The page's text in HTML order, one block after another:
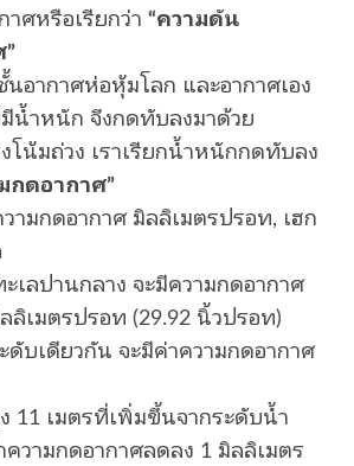
าศหรือเรียกว่า “ความดัน
นอากาศห่อหุ้มโลก และอากาศเอง
น้ำหนัก จึงกดทับลงมาด้วย
น้มถ่วง เราเรียกน้ำหนักกดทับลง
กดอากาศ”
ามกดอากาศ มิลลิเมตรปรอท, เฮก
เลปานกลาง จะมีความกดอากาศ
ลิเมตรปรอท (29.92 นิ้วปรอท)
ดับเดียวกัน จะมีค่าความกดอากาศ
11 เมตรที่เพิ่มขึ้นจากระดับน้ำ
ความกดอากาศลดลง 1 มิลลิเมตร